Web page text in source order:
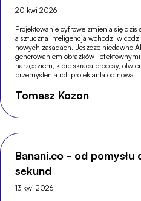
20 kwi 2026
Projektowanie cyfrowe zmienia się
a sztuczna inteligencja wchodzi w
nowych zasadach. Jeszcze niedawno
generowaniem obrazków i
narzędziem, które skraca procesy,
przemyślenia roli projektanta od nowa.
Tomasz Kozon
Banani.co - od
sekund
13 kwi 2026